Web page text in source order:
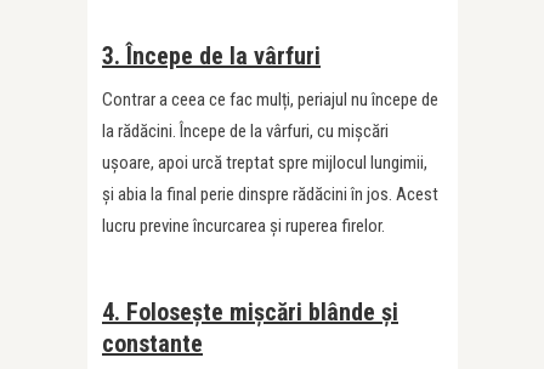
3. Începe de la vârfuri
Contrar a ceea ce fac mulți, periajul nu începe de
la rădăcini. Începe de la vârfuri, cu mișcări
ușoare, apoi urcă treptat spre mijlocul lungimii,
și abia la final perie dinspre rădăcini în jos. Acest
lucru previne încurcarea și ruperea firelor.
4. Folosește mișcări blânde și
constante